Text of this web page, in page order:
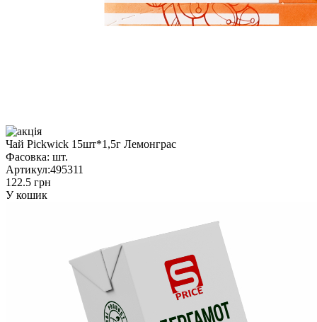
Чай Pickwick 15шт*1,5г Лемонграс
Фасовка: шт.
Артикул:495311
122.5 грн
У кошик